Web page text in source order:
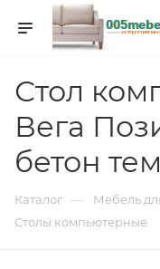
Стол
Вега
бетон
Каталог — Мебель
Столы компьютерные